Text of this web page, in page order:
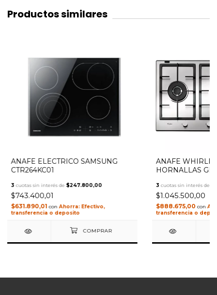
Productos similares
ANAFE ELECTRICO SAMSUNG
CTR264KC01
3 cuotas sin interés de$247.800,00
$743.400,01
$631.890,01con
Efectivo,
transferencia o deposito
ANAFE
HORNALLAS
3 cuotas sin interés de
$1.045.500,00
$888.675,00 con
transferencia o